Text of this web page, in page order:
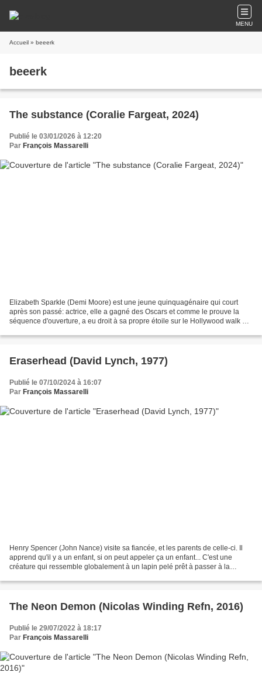
MENU
Accueil » beeerk
beeerk
The substance (Coralie Fargeat, 2024)
Publié le 03/01/2026 à 12:20
Par François Massarelli
Elizabeth Sparkle (Demi Moore) est une jeune quinquagénaire qui court
après son passé: actrice, elle a gagné des Oscars et comme le prouve la
séquence d'ouverture, a eu droit à sa propre étoile sur le Hollywood walk of
Eraserhead (David Lynch, 1977)
Publié le 07/10/2024 à 16:07
Par François Massarelli
Henry Spencer (John Nance) visite sa fiancée, et les parents de celle-ci. Il
apprend qu'il y a un enfant, si on peut appeler ça un enfant... C'est une
créature qui ressemble globalement à un lapin pelé prêt à passer à la
The Neon Demon (Nicolas Winding Refn, 2016)
Publié le 29/07/2022 à 18:17
Par François Massarelli